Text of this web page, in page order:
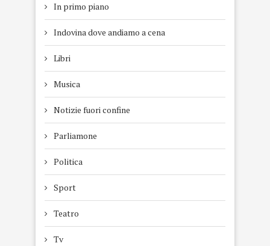
In primo piano
Indovina dove andiamo a cena
Libri
Musica
Notizie fuori confine
Parliamone
Politica
Sport
Teatro
Tv